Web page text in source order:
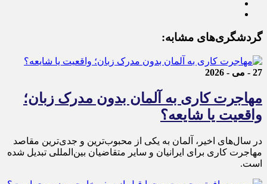
گردشگری‌های مشابه:
27 - می - 2026
مهاجرت کاری به آلمان بدون مدرک زبان؛
واقعیت یا شایعه؟
در سال‌های اخیر، آلمان به یکی از محبوب‌ترین و جدی‌ترین مقاصد
مهاجرت کاری برای ایرانیان و سایر متقاضیان بین‌المللی تبدیل شده
است.